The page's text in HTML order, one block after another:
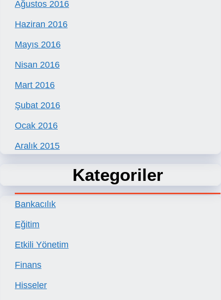
Ağustos 2016
Haziran 2016
Mayıs 2016
Nisan 2016
Mart 2016
Şubat 2016
Ocak 2016
Aralık 2015
Kategoriler
Bankacılık
Eğitim
Etkili Yönetim
Finans
Hisseler